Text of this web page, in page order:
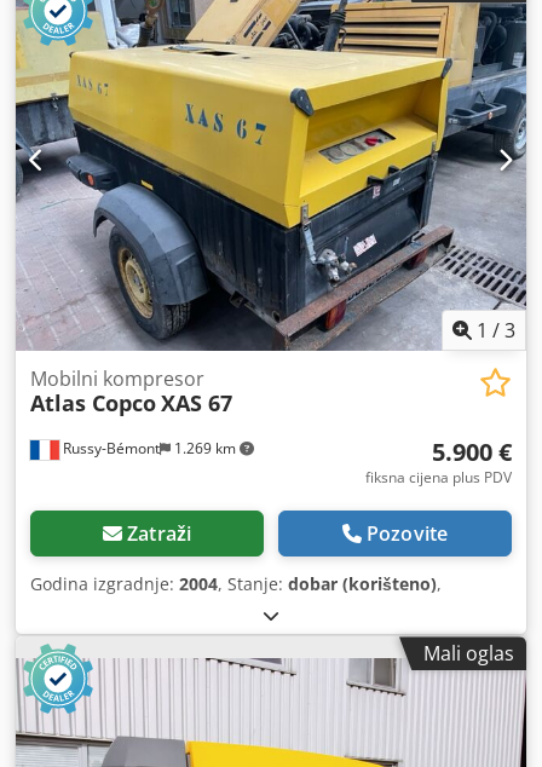
1 /3
Russy-Bémont 1.269 km
Mobilni kompresor
Atlas CopcoXAS 67
5.900 €
fiksna cijena plus PDV
Zatraži Pozovite
Godina izgradnje: 2004, Stanje: dobar (korišteno),
Mali oglas